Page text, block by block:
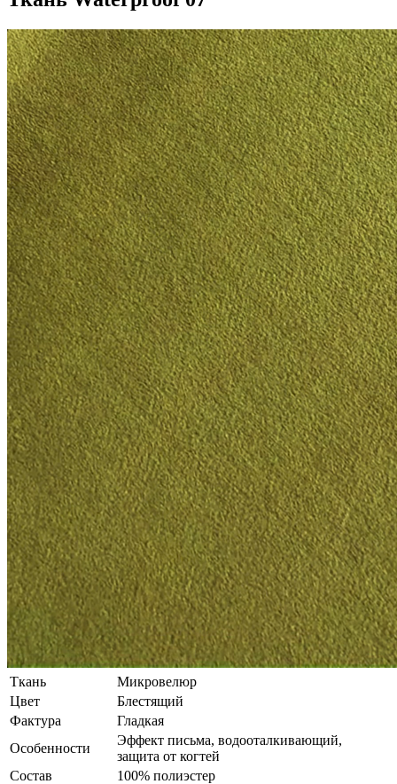
Ткань
Микровелюр
Цвет
Блестящий
Фактура
Гладкая
Особенности
Эффект письма, водооталкивающий,
защита от когтей
Состав
100% полиэстер